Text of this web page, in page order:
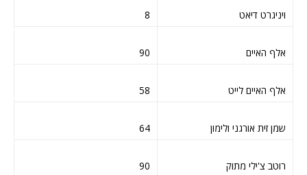
ויניגרט דיאט 8
אלף האיים 90
אלף האיים לייט 58
שמן זית אורגני ולימון 64
רוטב צ'ילי מתוק 90